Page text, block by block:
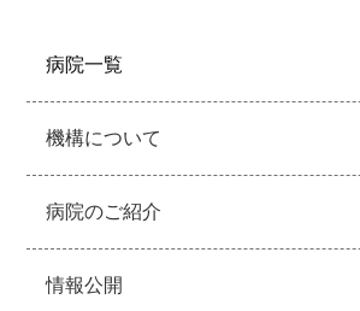
病院一覧
機構について
病院のご紹介
情報公開